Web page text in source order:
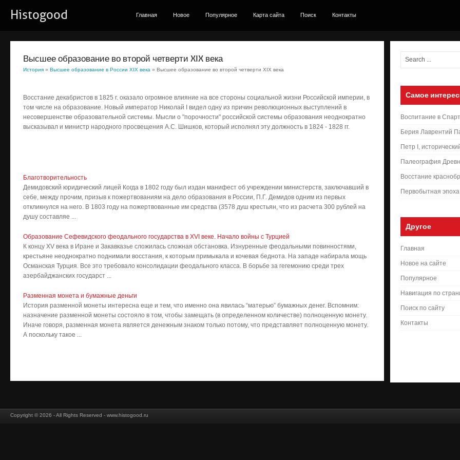
Histogood Главная Новое Популярное Карта сайта Поиск Контакты
Высшее образование во второй четверти XIX века
История » Высшее образование в России XIX века » Высшее образование во второй четверти XIX века
Восстание декабристов в 1825 г. оказало огромное влияние на все стороны социальной жизни Российской империи, в
том числе на образование. Новый император Николай I видел одну из причин революционных выступлений в
несовершенстве образовательной системы. Мысли о "порочности" российской системы образования неоднократно
высказывал и министр народного просвещения А.С. Шишков, который исполнял эту должность в 1824 - 1828 гг.
Благотворительность
Демидовский юридический лицей Когда в 1802 году был издан манифест об учреждении министерств, заключавший в
себе, между прочим, призыв к пожертвованиям на дело образования в России, П.Г. Демидов одним из первых
откликнулся на него. В 1803 году на пожертвованные им средства (3578 душ крестьян, что из расчета 300 рублей на
душу составляе ...
Образование Сефевидского феодального государства в XVI веке. Начало войны с Турцией
К концу XV века в Иране и Закавказье сложилась сложная обстановка. Изнуренные феодальными повинностями,
крестьяне неоднократно поднимали восстания, к которым примыкала и кочевая беднота. На западе набирала мощь
Османская Турция. Все это требовало консолидации феодального класса. В борьбе за гегемонию среди трех
азербайджанских государст ...
Разменная монета и бумажные деньги
История разменной монеты интересна еще и тем, что именно она явилась “матерью” бумажных денег. Вспомним:
назначение разменной монеты состояло в том, чтобы замещать (в определенном количестве) полноценную монету.
Иначе говоря, разменная монета является денежным знаком только потому, что представляет полноценную монету.
А поскольку такое ...
Самое
Воспитание в
Берия Лаврентий
Петр I,
Палеография
Восстание
Первобытная
Другое
Главная
Новое на сайте
Популярное
Навигация по
Поиск по сайту
Контакты
Copyright © 2026 - All Rights Reserved - www.histogood.ru